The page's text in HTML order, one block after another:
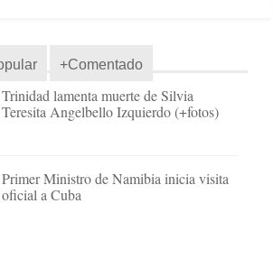
+Comentado
Trinidad lamenta muerte de Silvia
Teresita Angelbello Izquierdo (+fotos)
Primer Ministro de Namibia inicia visita
oficial a Cuba